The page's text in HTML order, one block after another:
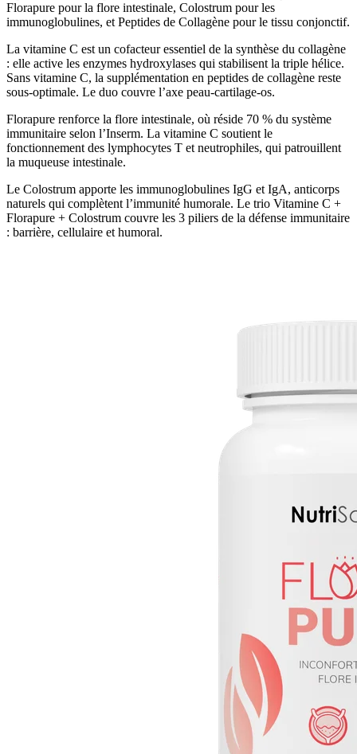
Florapure pour la flore intestinale, Colostrum pour les
immunoglobulines, et Peptides de Collagène pour le tissu conjonctif.
La vitamine C est un cofacteur essentiel de la synthèse du collagène
: elle active les enzymes hydroxylases qui stabilisent la triple hélice.
Sans vitamine C, la supplémentation en peptides de collagène reste
sous-optimale. Le duo couvre l’axe peau-cartilage-os.
Florapure renforce la flore intestinale, où réside 70 % du système
immunitaire selon l’Inserm. La vitamine C soutient le
fonctionnement des lymphocytes T et neutrophiles, qui patrouillent
la muqueuse intestinale.
Le Colostrum apporte les immunoglobulines IgG et IgA, anticorps
naturels qui complètent l’immunité humorale. Le trio Vitamine C +
Florapure + Colostrum couvre les 3 piliers de la défense immunitaire
: barrière, cellulaire et humoral.